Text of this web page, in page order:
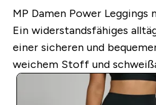
MP Damen Power Leggings
Ein widerstandsfähiges
einer sicheren und
weichem Stoff und